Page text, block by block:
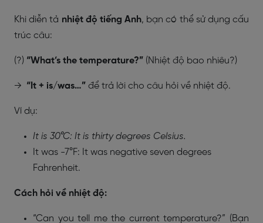
Khi diễn tả nhiệt độ tiếng Anh, bạn có thể sử dụng cấu
trúc câu:
(?) “What’s the temperature?” (Nhiệt độ bao nhiêu?)
→ “It + is/was…” để trả lời cho câu hỏi về nhiệt độ.
Ví dụ:
It is 30°C: It is thirty degrees Celsius.
It was -7°F: It was negative seven degrees
Fahrenheit.
Cách hỏi về nhiệt độ:
“Can you tell me the current temperature?” (Bạn